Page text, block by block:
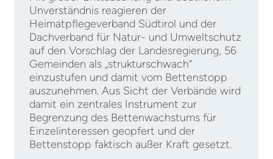
Unverständnis reagieren der
Heimatpflegeverband Südtirol und der
Dachverband für Natur- und Umweltschutz
auf den Vorschlag der Landesregierung, 56
Gemeinden als „strukturschwach“
einzustufen und damit vom Bettenstopp
auszunehmen. Aus Sicht der Verbände wird
damit ein zentrales Instrument zur
Begrenzung des Bettenwachstums für
Einzelinteressen geopfert und der
Bettenstopp faktisch außer Kraft gesetzt.